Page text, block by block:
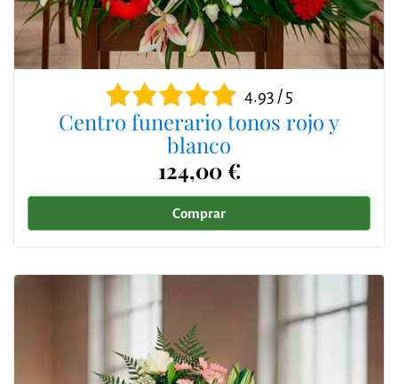
4.93 / 5
Centro funerario tonos rojo y
blanco
124,00 €
Comprar